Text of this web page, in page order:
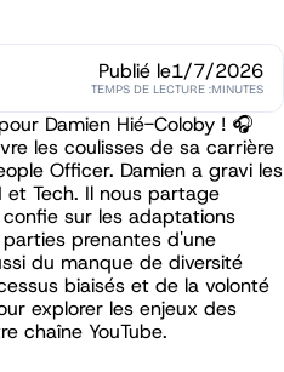
Publié le1/7/2026
TEMPS DE LECTURE :MINUTES
Damien Hié-Coloby ! 🎧
les coulisses de sa carrière
Officer. Damien a gravi les
Tech. Il nous partage
sur les adaptations
prenantes d'une
du manque de diversité
biaisés et de la volonté
explorer les enjeux des
chaîne YouTube.